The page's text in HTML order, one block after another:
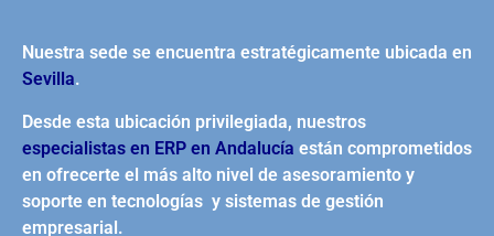
Nuestra sede se encuentra estratégicamente ubicada en
Sevilla.
Desde esta ubicación privilegiada, nuestros
especialistas en ERP en Andalucía están comprometidos
en ofrecerte el más alto nivel de asesoramiento y
soporte en tecnologías y sistemas de gestión
empresarial.